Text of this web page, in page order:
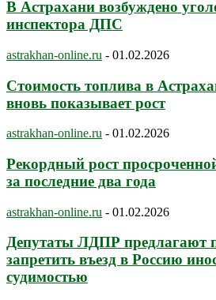
В Астрахани возбуждено
инспектора ДПС
astrakhan-online.ru - 01.02.2026
Стоимость топлива в
вновь показывает рост
astrakhan-online.ru - 01.02.2026
Рекордный рост
за последние два года
astrakhan-online.ru - 01.02.2026
Депутаты ЛДПР предлагают
запретить въезд в Россию
судимостью